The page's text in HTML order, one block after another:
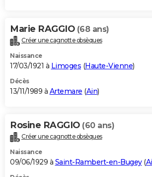
Marie RAGGIO (68 ans)
Créer une cagnotte obsèques
Naissance
17/03/1921 à Limoges (Haute-Vienne)
Décès
13/11/1989 à Artemare (Ain)
Rosine RAGGIO (60 ans)
Créer une cagnotte obsèques
Naissance
09/06/1929 à Saint-Rambert-en-Bugey(